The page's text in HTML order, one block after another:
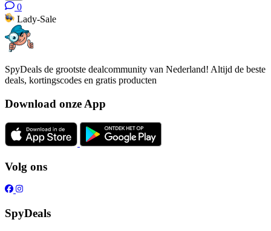
0
Lady-Sale
SpyDeals de grootste dealcommunity van Nederland! Altijd de beste
deals, kortingscodes en gratis producten
Download onze App
Volg ons
SpyDeals